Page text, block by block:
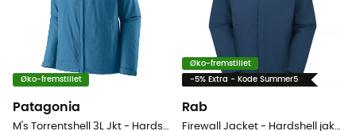
Øko-fremstillet
Patagonia
M's Torrentshell 3L Jkt - Hardshell jakke - Herrer
Øko-fremstillet
-5% Extra - Kode Summer5
Rab
Firewall Jacket - Hardshell jakke - Herrer